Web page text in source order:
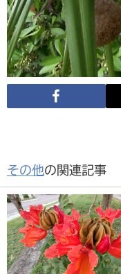
その他の関連記事